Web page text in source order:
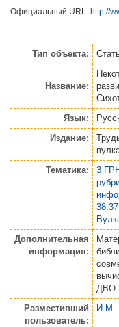
Официальный URL: http://
Тип объекта:
Название:
Язык:
Издание:
Тематика:
3
Дополнительная
информация:
ДВО
Разместивший
пользователь:
И.М.